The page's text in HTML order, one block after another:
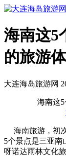
海南这5
的旅游
大连海岛旅游网
海南这
海南旅游，初
5个景点是三亚南
呀诺达雨林文化